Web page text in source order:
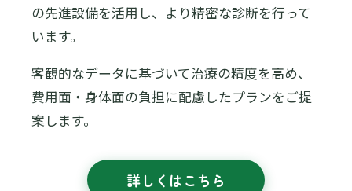
の先進設備を活用し、より精密な診断を行って
います。
客観的なデータに基づいて治療の精度を高め、
費用面・身体面の負担に配慮したプランをご提
案します。
詳しくはこちら